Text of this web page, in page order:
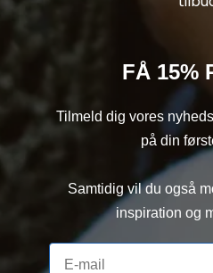
FÅ 15%
Tilmeld dig vores
på din
Samtidig vil du også
inspiration og